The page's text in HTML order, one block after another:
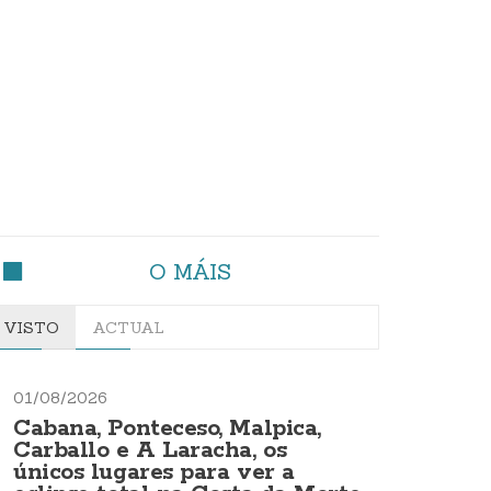
O MÁIS
VISTO ACTUAL
01/08/2026
Cabana, Ponteceso, Malpica,
Carballo e A Laracha, os
únicos lugares para ver a